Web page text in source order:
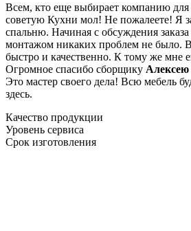
Всем, кто еще выбирает компанию для
советую Кухни мол! Не пожалеете! Я
спальню. Начиная с обсуждения заказа
монтажом никаких проблем не было.
быстро и качественно. К тому же мне
Огромное спасибо сборщику Алексею
Это мастер своего дела! Всю мебель
здесь.
Качество продукции
Уровень сервиса
Срок изготовления